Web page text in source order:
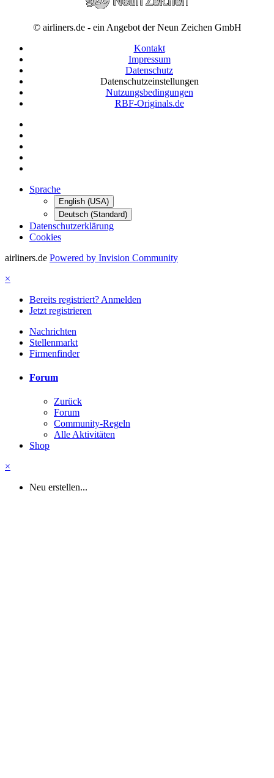
© airliners.de - ein Angebot der Neun Zeichen GmbH
Kontakt
Impressum
Datenschutz
Datenschutzeinstellungen
Nutzungsbedingungen
RBF-Originals.de
Sprache
English (USA)
Deutsch (Standard)
Datenschutzerklärung
Cookies
airliners.de Powered by Invision Community
×
Bereits registriert? Anmelden
Jetzt registrieren
Nachrichten
Stellenmarkt
Firmenfinder
Forum
Zurück
Forum
Community-Regeln
Alle Aktivitäten
Shop
×
Neu erstellen...